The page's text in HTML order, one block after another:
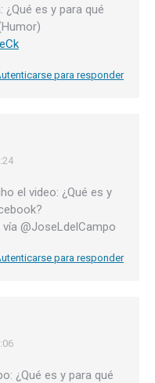
¿Qué es y para qué
para responder
el video: ¿Qué es y
vía @JoseLdelCampo
para responder
¿Qué es y para qué